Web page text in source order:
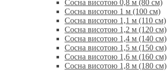
Сосна висотою 0,8 м (80 см)
Сосна висотою 1 м (100 см)
Сосна висотою 1,1 м (110 см)
Сосна висотою 1,2 м (120 см)
Сосна висотою 1,4 м (140 см)
Сосна висотою 1,5 м (150 см)
Сосна висотою 1,6 м (160 см)
Сосна висотою 1,8 м (180 см)